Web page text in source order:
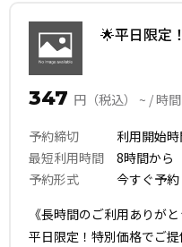
🌟平日限定
347 円（税込） ~ / 時間
予約締切 利用開始時
最短利用時間 8時間から
予約形式 今すぐ予約
《長時間のご利用ありが
平日限定！特別価格でご提